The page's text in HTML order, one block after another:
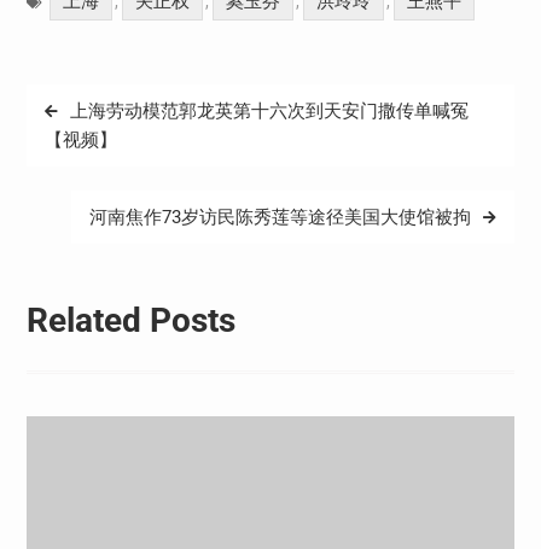
文
上海劳动模范郭龙英第十六次到天安门撒传单喊冤
【视频】
河南焦作73岁访民陈秀莲等途径美国大使馆被拘
Related Posts